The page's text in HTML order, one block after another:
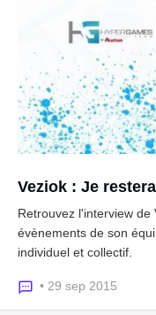
Veziok : Je
Retrouvez l'interview de
évènements de son
individuel et collectif.
• 29 sep 2015